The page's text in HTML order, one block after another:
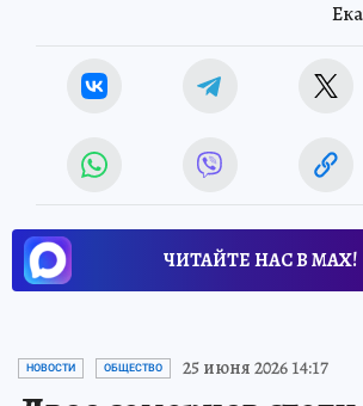
ЧИТАЙТЕ НАС В МАХ!
НОВОСТИ ОБЩЕСТВО 25 июня 2026 14:17